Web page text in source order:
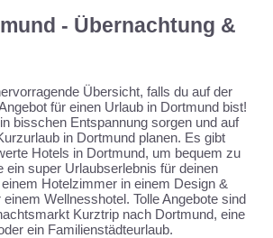
- Übernachtung &
Übersicht, falls du auf der
für einen Urlaub in Dortmund bist!
bisschen Entspannung sorgen und auf
in Dortmund planen. Es gibt
Hotels in Dortmund, um bequem zu
ein super Urlaubserlebnis für deinen
Hotelzimmer in einem Design &
Wellnesshotel. Tolle Angebote sind
Kurztrip nach Dortmund, eine
ein Familienstädteurlaub.